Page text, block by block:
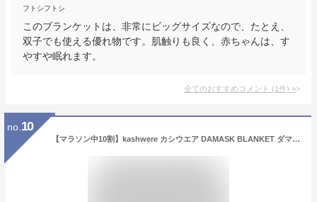
フトシフトシ
このブランケットは、非常にビッグサイズなので、たとえ、
双子でも使える優れ物です。肌触りも良く、赤ちゃんは、す
やすや眠れます。
全てのおすすめコメント (1件) >
no. 10
【マラソン中10割】kashwere カシウエア DAMASK BLANKET ダマスク ブランケット スローケット もこもこ ふわふわ ベージュ ブラウン ブルー ピンク 模様 柄 毛布 ベッド 海外ブランド ギフト 誕生日 プレゼント 贈り物 内祝